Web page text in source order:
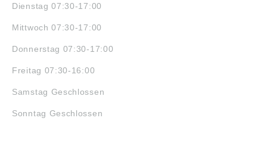
Dienstag 07:30-17:00
Mittwoch 07:30-17:00
Donnerstag 07:30-17:00
Freitag 07:30-16:00
Samstag Geschlossen
Sonntag Geschlossen